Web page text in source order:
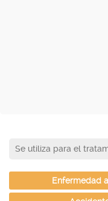
Se utiliza para el
Enfermedad